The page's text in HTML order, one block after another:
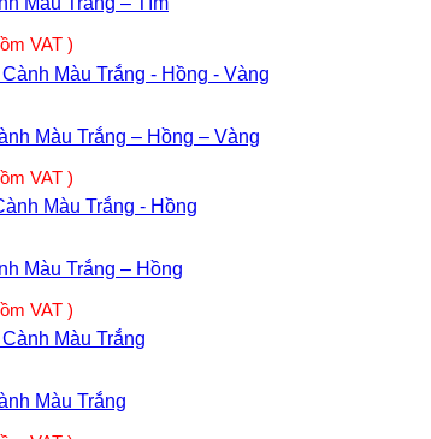
VAT )
Màu Trắng – Hồng – Vàng
VAT )
Màu Trắng – Hồng
VAT )
Màu Trắng